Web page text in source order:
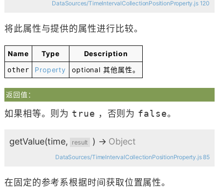
DataSources/TimeIntervalCollectionPositionProperty.js 120
将此属性与提供的属性进行比较。
Name Type Description
other Property optional 其他属性。
返回值：
如果相等。则为 true ，否则为 false。
getValue(time, result ) → Object
DataSources/TimeIntervalCollectionPositionProperty.js 85
在固定的参考系根据时间获取位置属性。